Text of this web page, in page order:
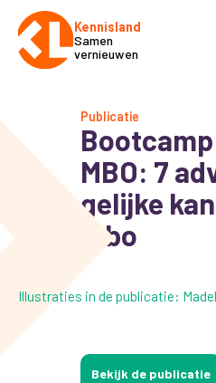
Kennisland
Samen
vernieuwen
Publicatie
MBO: 7
gelijke
mbo
Illustraties in de publicatie:
Bekijk de publicatie